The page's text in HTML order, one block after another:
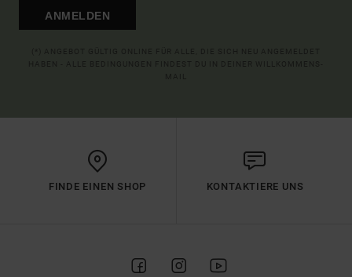
ANMELDEN
FINDE EINEN SHOP KONTAKTIERE UNS